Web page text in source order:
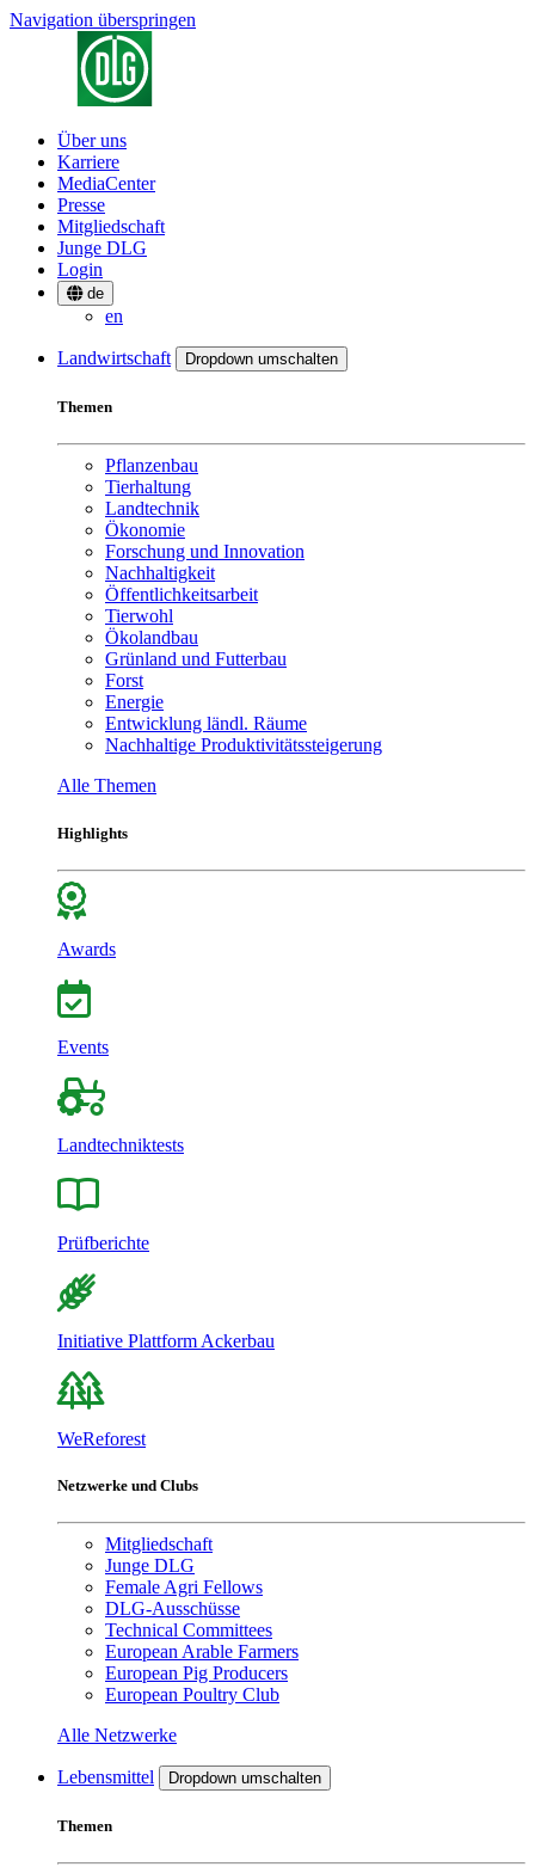
Navigation überspringen
Über uns
Karriere
MediaCenter
Presse
Mitgliedschaft
Junge DLG
Login
de
en
Landwirtschaft Dropdown umschalten
Themen
Pflanzenbau
Tierhaltung
Landtechnik
Ökonomie
Forschung und Innovation
Nachhaltigkeit
Öffentlichkeitsarbeit
Tierwohl
Ökolandbau
Grünland und Futterbau
Forst
Energie
Entwicklung ländl. Räume
Nachhaltige Produktivitätssteigerung
Alle Themen
Highlights
Awards
Events
Landtechniktests
Prüfberichte
Initiative Plattform Ackerbau
WeReforest
Netzwerke und Clubs
Mitgliedschaft
Junge DLG
Female Agri Fellows
DLG-Ausschüsse
Technical Committees
European Arable Farmers
European Pig Producers
European Poultry Club
Alle Netzwerke
Lebensmittel Dropdown umschalten
Themen